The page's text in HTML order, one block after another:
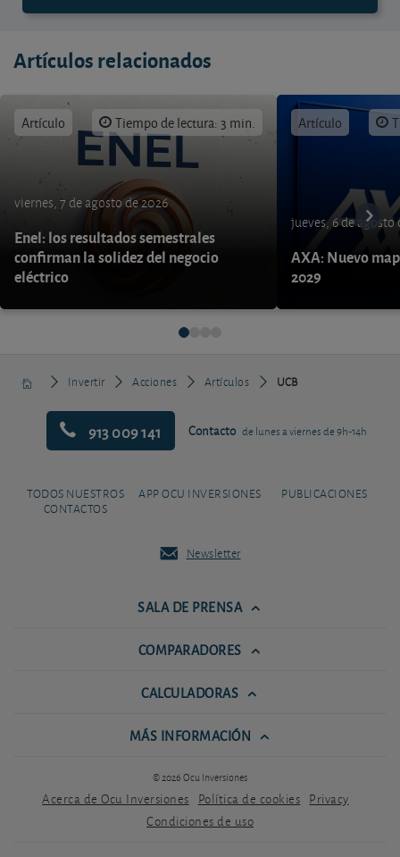
Artículos relacionados
Artículo Tiempo de lectura: 3 min.
viernes, 7 de agosto de 2026
Enel: los resultados semestrales
confirman la solidez del negocio
eléctrico
Artículo
jueves, 6 de agosto
AXA: Nuevo
2029
Invertir Acciones Artículos UCB
913 009 141 Contacto de lunes a viernes de 9h-14h
TODOS NUESTROS
CONTACTOS
APP OCU INVERSIONES PUBLICACIONES
Newsletter
SALA DE PRENSA
COMPARADORES
CALCULADORAS
MÁS INFORMACIÓN
© 2026 Ocu Inversiones
Acerca de Ocu Inversiones Política de cookies Privacy
Condiciones de uso